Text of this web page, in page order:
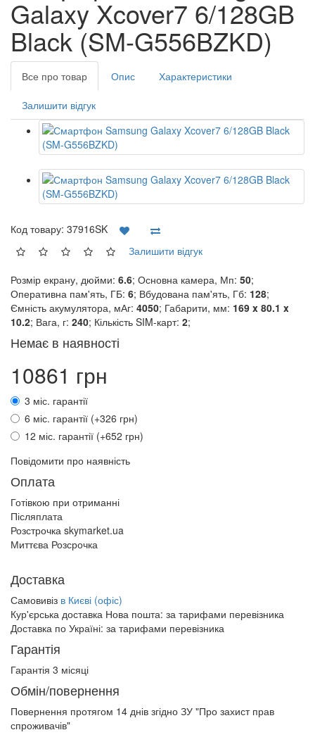
Galaxy Xcover7 6/128GB
Black (SM-G556BZKD)
Все про товар Опис Характеристики
Залишити відгук
Код товару: 37916SK
Залишити відгук
Розмір екрану, дюйми: 6.6; Основна камера, Мп: 50;
Оперативна пам'ять, ГБ: 6; Вбудована пам'ять, Гб: 128;
Ємність акумулятора, мАг: 4050; Габарити, мм: 169 x 80.1 x
10.2; Вага, г: 240; Кількість SIM-карт: 2;
Немає в наявності
10861 грн
3 міс. гарантії
6 міс. гарантії (+326 грн)
12 міс. гарантії (+652 грн)
Повідомити про наявність
Оплата
Готівкою при отриманні
Післяплата
Розстрочка skymarket.ua
Миттєва Розсрочка
Доставка
Самовивіз в Києві (офіс)
Кур'єрська доставка Нова пошта: за тарифами перевізника
Доставка по Україні: за тарифами перевізника
Гарантія
Гарантія 3 місяці
Обмін/повернення
Повернення протягом 14 днів згідно ЗУ "Про захист прав
спроживачів"